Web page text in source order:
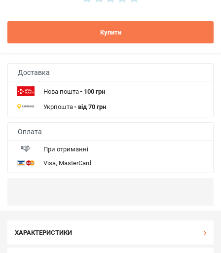
Купити
Доставка
Нова пошта- 100 грн
Укрпошта- від 70 грн
Оплата
При отриманні
Visa, MasterCard
ХАРАКТЕРИСТИКИ